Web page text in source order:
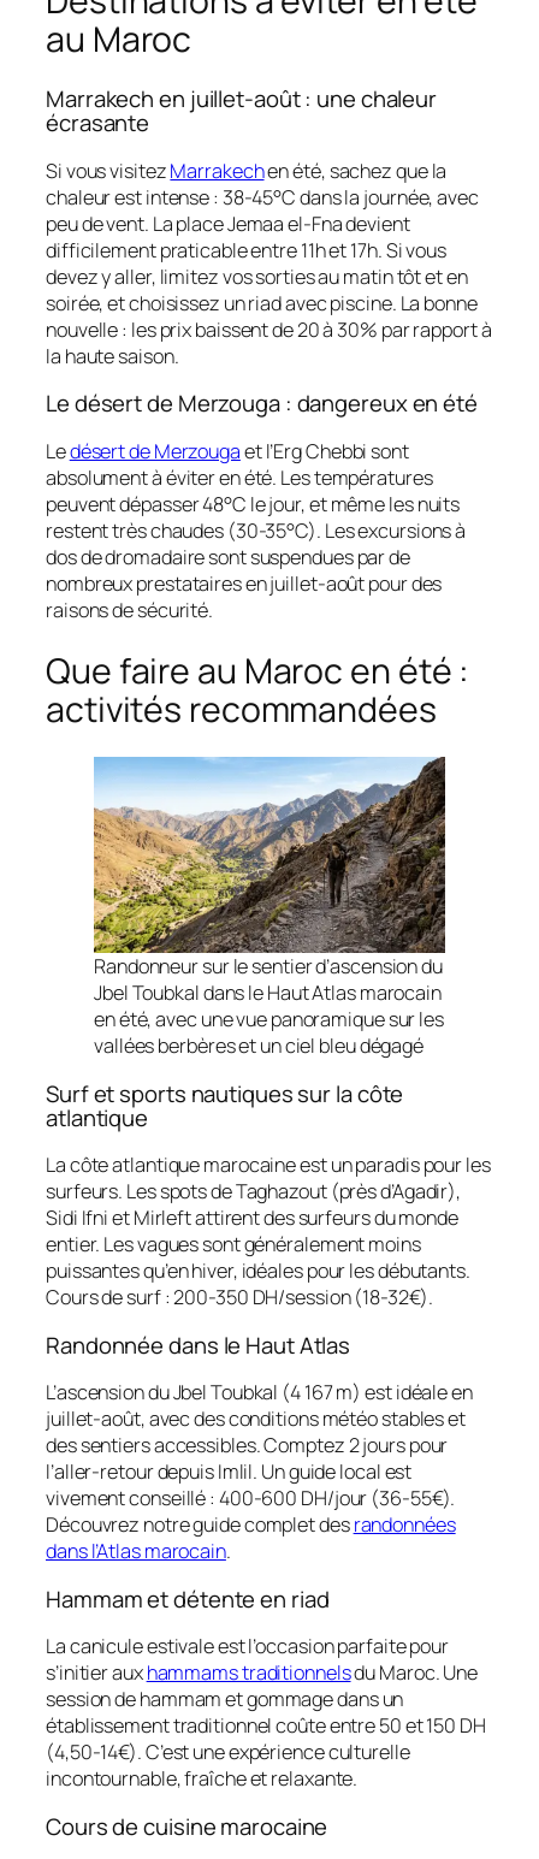
au Maroc
Marrakech en juillet-août : une chaleur
écrasante
Si vous visitezMarrakechen été, sachez que la
chaleur est intense : 38-45°C dans la journée, avec
peu de vent. La place Jemaa el-Fna devient
difficilement praticable entre 11h et 17h. Si vous
devez y aller, limitez vos sorties au matin tôt et en
soirée, et choisissez un riad avec piscine. La bonne
nouvelle : les prix baissent de 20 à 30% par rapport à
la haute saison.
Le désert de Merzouga : dangereux en été
Ledésert de Merzougaet l’Erg Chebbi sont
absolument à éviter en été. Les températures
peuvent dépasser 48°C le jour, et même les nuits
restent très chaudes (30-35°C). Les excursions à
dos de dromadaire sont suspendues par de
nombreux prestataires en juillet-août pour des
raisons de sécurité.
Que faire au Maroc en été :
activités recommandées
Randonneur sur le sentier d’ascension du
Jbel Toubkal dans le Haut Atlas marocain
en été, avec une vue panoramique sur les
vallées berbères et un ciel bleu dégagé
Surf et sports nautiques sur la côte
atlantique
La côte atlantique marocaine est un paradis pour les
surfeurs. Les spots de Taghazout (près d’Agadir),
Sidi Ifni et Mirleft attirent des surfeurs du monde
entier. Les vagues sont généralement moins
puissantes qu’en hiver, idéales pour les débutants.
Cours de surf : 200-350 DH/session (18-32€).
Randonnée dans le Haut Atlas
L’ascension du Jbel Toubkal (4 167 m) est idéale en
juillet-août, avec des conditions météo stables et
des sentiers accessibles. Comptez 2 jours pour
l’aller-retour depuis Imlil. Un guide local est
vivement conseillé : 400-600 DH/jour (36-55€).
Découvrez notre guide complet desrandonnées
dans l’Atlas marocain.
Hammam et détente en riad
La canicule estivale est l’occasion parfaite pour
s’initier auxhammams traditionnelsdu Maroc. Une
session de hammam et gommage dans un
établissement traditionnel coûte entre 50 et 150 DH
(4,50-14€). C’est une expérience culturelle
incontournable, fraîche et relaxante.
Cours de cuisine marocaine